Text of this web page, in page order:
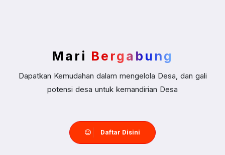
Mari Bergabung
Dapatkan Kemudahan dalam mengelola Desa, dan gali
potensi desa untuk kemandirian Desa
Daftar Disini